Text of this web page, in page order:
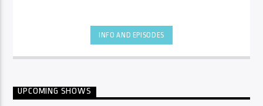
INFO AND EPISODES
UPCOMING SHOWS